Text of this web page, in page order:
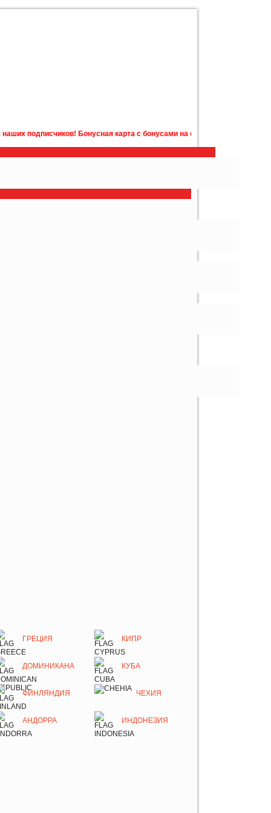
Бонусная карта с бонусами на счету в подарок! Подробности у
ГРЕЦИЯ КИПР
ДОМИНИКАНА КУБА
ФИНЛЯНДИЯ ЧЕХИЯ
АНДОРРА ИНДОНЕЗИЯ